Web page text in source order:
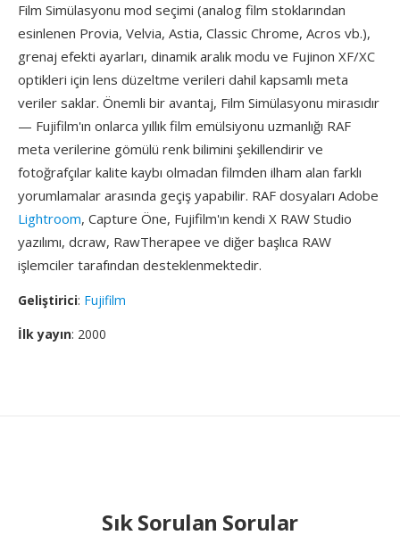
Film Simülasyonu mod seçimi (analog film stoklarından
esinlenen Provia, Velvia, Astia, Classic Chrome, Acros vb.),
grenaj efekti ayarları, dinamik aralık modu ve Fujinon XF/XC
optikleri için lens düzeltme verileri dahil kapsamlı meta
veriler saklar. Önemli bir avantaj, Film Simülasyonu mirasıdır
— Fujifilm'ın onlarca yıllık film emülsiyonu uzmanlığı RAF
meta verilerine gömülü renk bilimini şekillendirir ve
fotoğrafçılar kalite kaybı olmadan filmden ilham alan farklı
yorumlamalar arasında geçiş yapabilir. RAF dosyaları Adobe
Lightroom, Capture Öne, Fujifilm'ın kendi X RAW Studio
yazılımı, dcraw, RawTherapee ve diğer başlıca RAW
işlemciler tarafından desteklenmektedir.
Geliştirici: Fujifilm
İlk yayın: 2000
Sık Sorulan Sorular